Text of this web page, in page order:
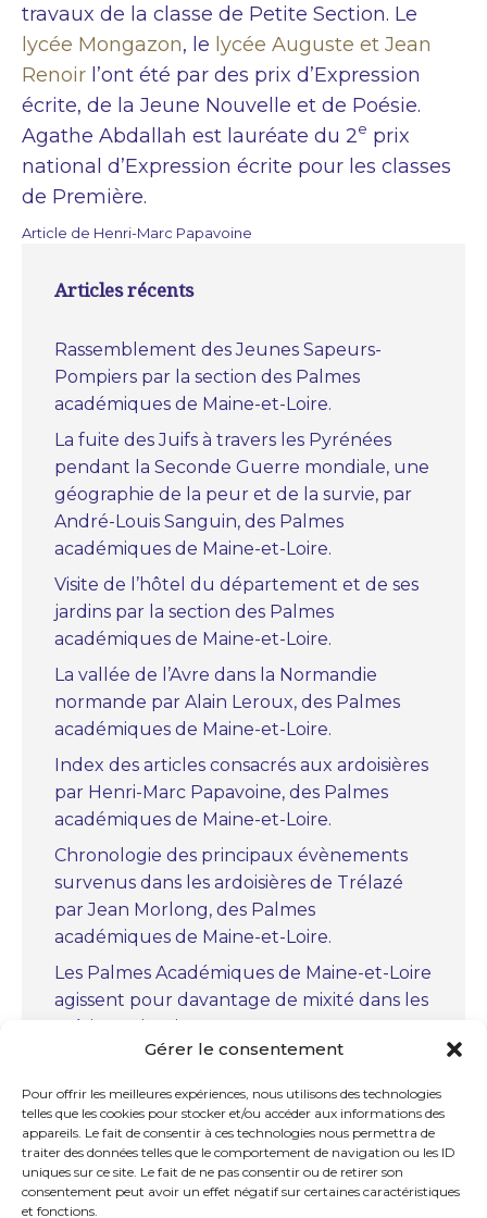
Gérer le consentement
Pour offrir les meilleures expériences, nous utilisons des technologies
telles que les cookies pour stocker et/ou accéder aux informations des
appareils. Le fait de consentir à ces technologies nous permettra de
traiter des données telles que le comportement de navigation ou les ID
uniques sur ce site. Le fait de ne pas consentir ou de retirer son
consentement peut avoir un effet négatif sur certaines caractéristiques
et fonctions.
travaux de la classe de Petite Section. Le
lycée Mongazon, le lycée Auguste et Jean
Renoir l’ont été par des prix d’Expression
écrite, de la Jeune Nouvelle et de Poésie.
Agathe Abdallah est lauréate du 2e prix
national d’Expression écrite pour les classes
de Première.
Article de Henri-Marc Papavoine
Articles récents
Rassemblement des Jeunes Sapeurs-
Pompiers par la section des Palmes
académiques de Maine-et-Loire.
La fuite des Juifs à travers les Pyrénées
pendant la Seconde Guerre mondiale, une
géographie de la peur et de la survie, par
André-Louis Sanguin, des Palmes
académiques de Maine-et-Loire.
Visite de l’hôtel du département et de ses
jardins par la section des Palmes
académiques de Maine-et-Loire.
La vallée de l’Avre dans la Normandie
normande par Alain Leroux, des Palmes
académiques de Maine-et-Loire.
Index des articles consacrés aux ardoisières
par Henri-Marc Papavoine, des Palmes
académiques de Maine-et-Loire.
Chronologie des principaux évènements
survenus dans les ardoisières de Trélazé
par Jean Morlong, des Palmes
académiques de Maine-et-Loire.
Les Palmes Académiques de Maine-et-Loire
agissent pour davantage de mixité dans les
métiers scientifiques.
Marc Bourcerie, des Palmes académiques
de Maine-et-Loire.
La chapelle royale Notre-Dame-des-
Ardilliers à Saumur par Jean Soumagne
des Palmes académiques de Maine-et-